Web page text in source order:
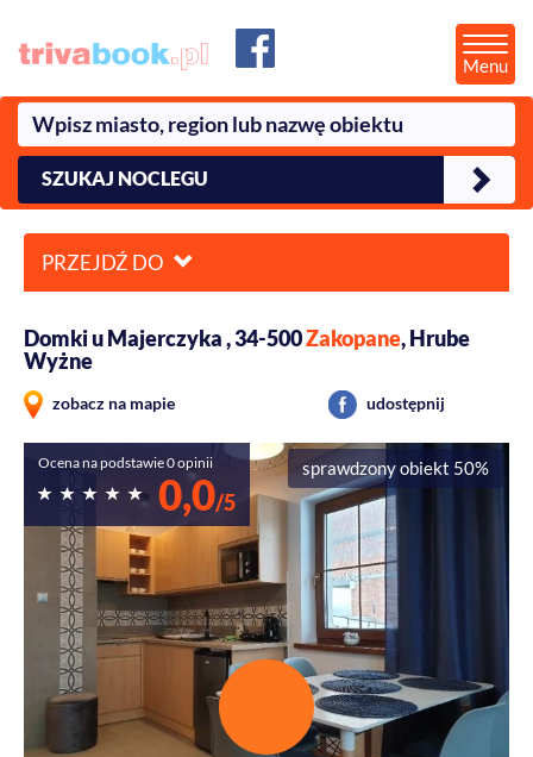
Menu
SZUKAJ NOCLEGU
PRZEJDŹ DO
Domki u Majerczyka , 34-500Zakopane, Hrube
Wyżne
zobacz na mapie udostępnij
Ocena na podstawie 0 opinii
0,0/5
sprawdzony obiekt 50%